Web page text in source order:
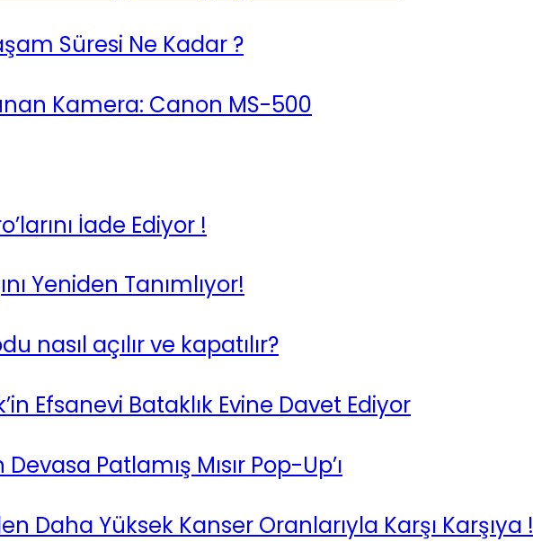
Süresi Ne Kadar ?
Kamera: Canon MS-500
İade Ediyor !
Yeniden Tanımlıyor!
nasıl açılır ve kapatılır?
Efsanevi Bataklık Evine Davet Ediyor
Patlamış Mısır Pop-Up’ı
Daha Yüksek Kanser Oranlarıyla Karşı Karşıya !